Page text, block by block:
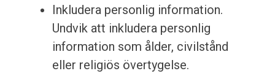
Inkludera personlig information.
Undvik att inkludera personlig
information som ålder, civilstånd
eller religiös övertygelse.